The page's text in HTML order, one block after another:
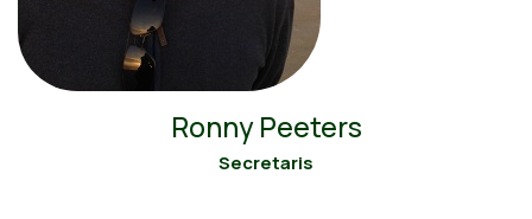
Ronny Peeters
Secretaris